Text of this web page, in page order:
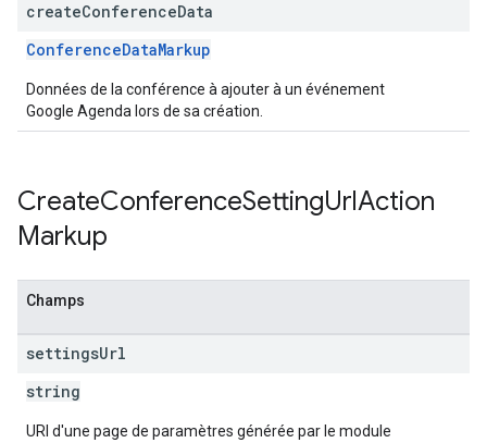
createConferenceData
ConferenceDataMarkup
Données de la conférence à ajouter à un événement
Google Agenda lors de sa création.
CreateConferenceSettingUrlAction
Markup
Champs
settingsUrl
string
URI d'une page de paramètres générée par le module